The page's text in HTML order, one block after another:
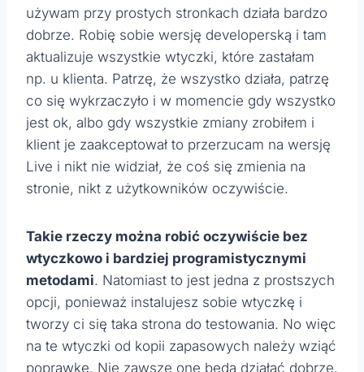
używam przy prostych stronkach działa bardzo
dobrze. Robię sobie wersję developerską i tam
aktualizuje wszystkie wtyczki, które zastałam
np. u klienta. Patrzę, że wszystko działa, patrzę
co się wykrzaczyło i w momencie gdy wszystko
jest ok, albo gdy wszystkie zmiany zrobiłem i
klient je zaakceptował to przerzucam na wersję
Live i nikt nie widział, że coś się zmienia na
stronie, nikt z użytkowników oczywiście.
Takie rzeczy można robić oczywiście bez
wtyczkowo i bardziej programistycznymi
metodami. Natomiast to jest jedna z prostszych
opcji, ponieważ instalujesz sobie wtyczkę i
tworzy ci się taka strona do testowania. No więc
na te wtyczki od kopii zapasowych należy wziąć
poprawkę. Nie zawsze one będą działać dobrze.